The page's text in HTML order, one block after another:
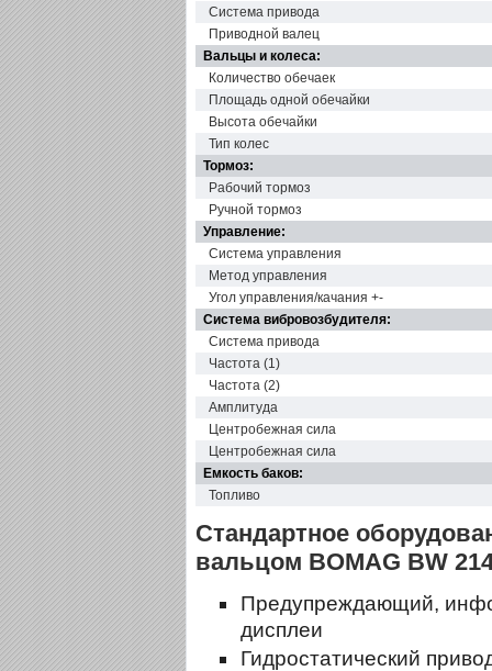
Система привода
Приводной валец
Вальцы и колеса:
Количество обечаек
Площадь одной обечайки
Высота обечайки
Тип колес
Тормоз:
Рабочий тормоз
Ручной тормоз
Управление:
Система управления
Метод управления
Угол управления/качания +-
Система вибровозбудителя:
Система привода
Частота (1)
Частота (2)
Амплитуда
Центробежная сила
Центробежная сила
Емкость баков:
Топливо
Стандартное
вальцом BOMAG BW
Предупреждающий,
дисплеи
Гидростатический